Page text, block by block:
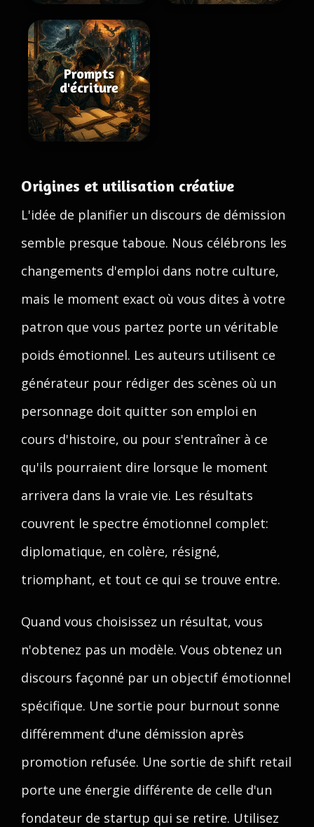
Prompts
d'écriture
Origines et utilisation créative
L'idée de planifier un discours de démission
semble presque taboue. Nous célébrons les
changements d'emploi dans notre culture,
mais le moment exact où vous dites à votre
patron que vous partez porte un véritable
poids émotionnel. Les auteurs utilisent ce
générateur pour rédiger des scènes où un
personnage doit quitter son emploi en
cours d'histoire, ou pour s'entraîner à ce
qu'ils pourraient dire lorsque le moment
arrivera dans la vraie vie. Les résultats
couvrent le spectre émotionnel complet:
diplomatique, en colère, résigné,
triomphant, et tout ce qui se trouve entre.
Quand vous choisissez un résultat, vous
n'obtenez pas un modèle. Vous obtenez un
discours façonné par un objectif émotionnel
spécifique. Une sortie pour burnout sonne
différemment d'une démission après
promotion refusée. Une sortie de shift retail
porte une énergie différente de celle d'un
fondateur de startup qui se retire. Utilisez